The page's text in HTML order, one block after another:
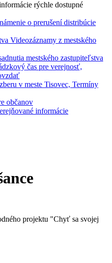
rýchle dostupné
o prerušení distribúcie
Videozáznamy z mestského
mestského zastupiteľstva
čas pre verejnosť,
v meste Tisovec, Termíny
občanov
informácie
projektu "Chyť sa svojej